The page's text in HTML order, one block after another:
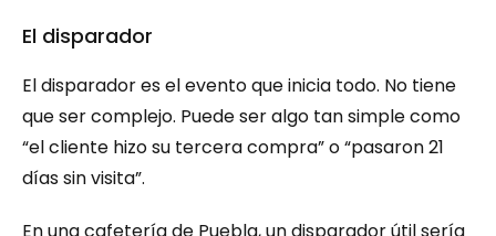
El disparador
El disparador es el evento que inicia todo. No tiene
que ser complejo. Puede ser algo tan simple como
“el cliente hizo su tercera compra” o “pasaron 21
días sin visita”.